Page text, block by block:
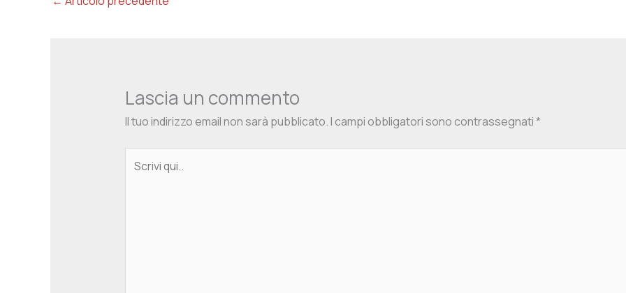
Lascia un commento
Il tuo indirizzo email non sarà pubblicato.I campi obbligatori sono contrassegnati*
qui..